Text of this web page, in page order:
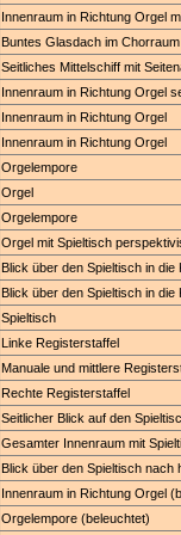
Innenraum in Richtung Orgel
Buntes Glasdach im Chorraum
Seitliches Mittelschiff mit
Innenraum in Richtung Orgel
Innenraum in Richtung Orgel
Innenraum in Richtung Orgel
Orgelempore
Orgel
Orgelempore
Orgel mit Spieltisch
Blick über den Spieltisch in die
Blick über den Spieltisch in die
Spieltisch
Linke Registerstaffel
Manuale und mittlere
Rechte Registerstaffel
Seitlicher Blick auf den
Gesamter Innenraum mit
Blick über den Spieltisch nach
Innenraum in Richtung Orgel
Orgelempore (beleuchtet)